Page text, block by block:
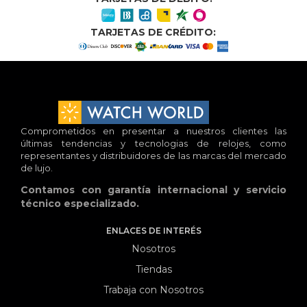
TARJETAS DE CRÉDITO:
Comprometidos en presentar a nuestros clientes las
últimas tendencias y tecnologias de relojes, como
representantes y distribuidores de las marcas del mercado
de lujo.
Contamos con garantía internacional y servicio
técnico especializado.
ENLACES DE INTERÉS
Nosotros
Tiendas
Trabaja con Nosotros